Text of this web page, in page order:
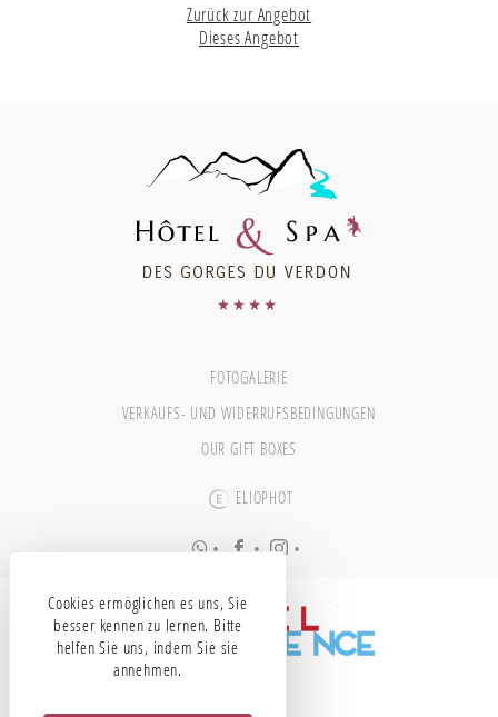
Zurück zur Angebot
Dieses Angebot
FOTOGALERIE
VERKAUFS- UND WIDERRUFSBEDINGUNGEN
OUR GIFT BOXES
ELIOPHOT
• • •
Cookies ermöglichen es uns, Sie
besser kennen zu lernen. Bitte
helfen Sie uns, indem Sie sie
annehmen.